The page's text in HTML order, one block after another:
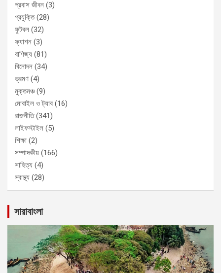
প্রবাস জীবন (3)
প্রযুক্তি(28)
ফুটবল (32)
ফ্যাশন (3)
বাণিজ্য (81)
বিনোদন (34)
ভ্রমণ (4)
মুক্তমঞ্চ(9)
মোবাইল ও ট্যাব (16)
রাজনীতি(341)
লাইফস্টাইল (5)
শিক্ষা (2)
সম্পাদকীয় (166)
সাহিত্য (4)
স্বাস্থ্য (28)
সারাবাংলা